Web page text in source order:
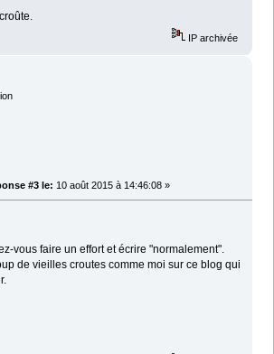
IP archivée
#3 le: 10 août 2015 à 14:46:08 »
vous faire un effort et écrire "normalement".
de vieilles croutes comme moi sur ce blog qui